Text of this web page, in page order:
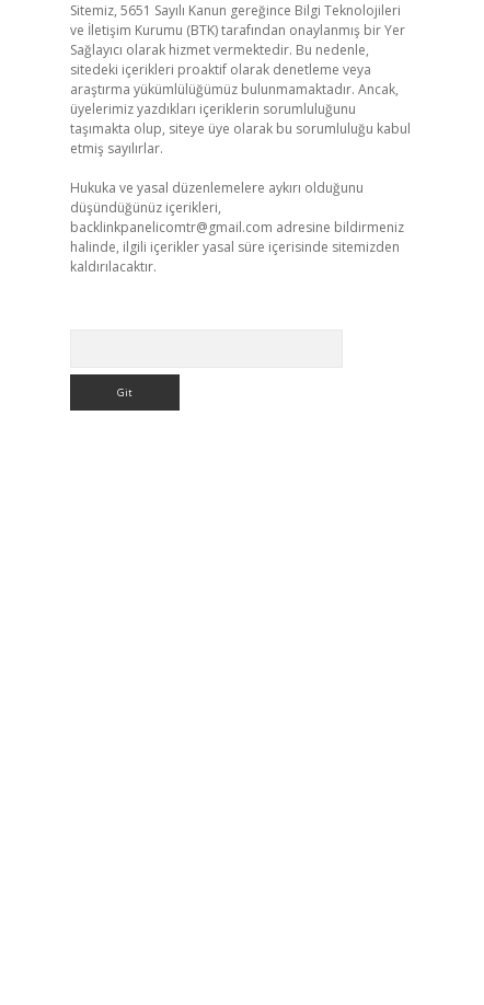
Sitemiz, 5651 Sayılı Kanun gereğince Bilgi Teknolojileri
ve İletişim Kurumu (BTK) tarafından onaylanmış bir Yer
Sağlayıcı olarak hizmet vermektedir. Bu nedenle,
sitedeki içerikleri proaktif olarak denetleme veya
araştırma yükümlülüğümüz bulunmamaktadır. Ancak,
üyelerimiz yazdıkları içeriklerin sorumluluğunu
taşımakta olup, siteye üye olarak bu sorumluluğu kabul
etmiş sayılırlar.
Hukuka ve yasal düzenlemelere aykırı olduğunu
düşündüğünüz içerikleri,
backlinkpanelicomtr@gmail.com adresine bildirmeniz
halinde, ilgili içerikler yasal süre içerisinde sitemizden
kaldırılacaktır.